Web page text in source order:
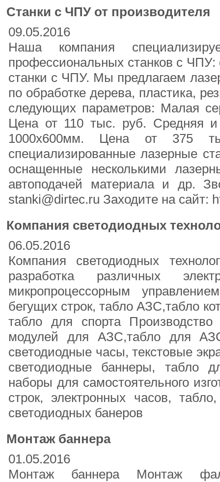
Станки с ЧПУ от производителя
09.05.2016
Наша компания
профессиональных станков с
станки с ЧПУ. Мы предлагаем
по обработке дерева, пластика,
следующих параметров: Малая
Цена от 110 тыс. руб. Средняя
1000х600мм. Цена от 375
специализированные лазерные
оснащенные несколькими
автоподачей материала и др.
stanki@dirtec.ru Заходите на сайт:
Компания светодиодных
06.05.2016
Компания светодиодных
разработка различных
микропроцессорным
бегущих строк, табло АЗС,табло
табло для спорта
модулей для AЗС,табло для
светодиодные часы, текстовые
светодиодные баннеры, табло
наборы для самостоятельного
строк, электронных часов,
светодиодных банеров
Монтаж баннера
01.05.2016
Монтаж баннера Монтаж